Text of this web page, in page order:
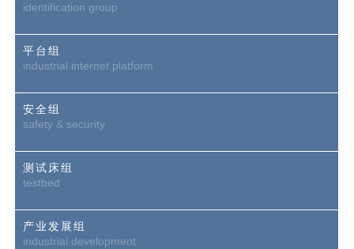
identification group
平台组
industrial internet platform
安全组
safety & security
测试床组
testbed
产业发展组
industrial development